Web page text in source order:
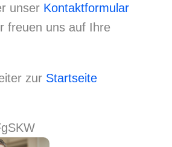
unser Kontaktformular
freuen uns auf Ihre
zur Startseite